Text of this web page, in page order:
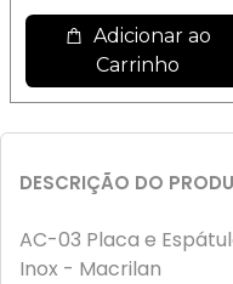
Adicionar ao
Carrinho
DESCRIÇÃO DO
AC-03 Placa e
Inox - Macrilan